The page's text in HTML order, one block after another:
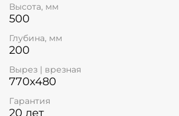
Высота, мм
500
Глубина, мм
200
Вырез | врезная
770x480
Гарантия
20 лет